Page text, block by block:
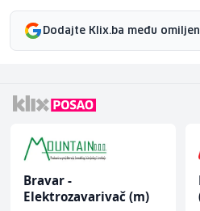
Dodajte Klix.ba među
Bravar -
Elektrozavarivač (m)